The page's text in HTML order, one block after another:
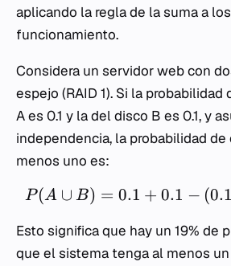
aplicando la regla de la suma a
funcionamiento.
Considera un servidor web con
espejo (RAID 1). Si la
A es 0.1 y la del disco B es 0.1, y
independencia, la probabilidad
menos uno es:
P (A ∪ B) = 0.1 + 0.1 − (0.1
Esto significa que hay un 19% de
que el sistema tenga al menos